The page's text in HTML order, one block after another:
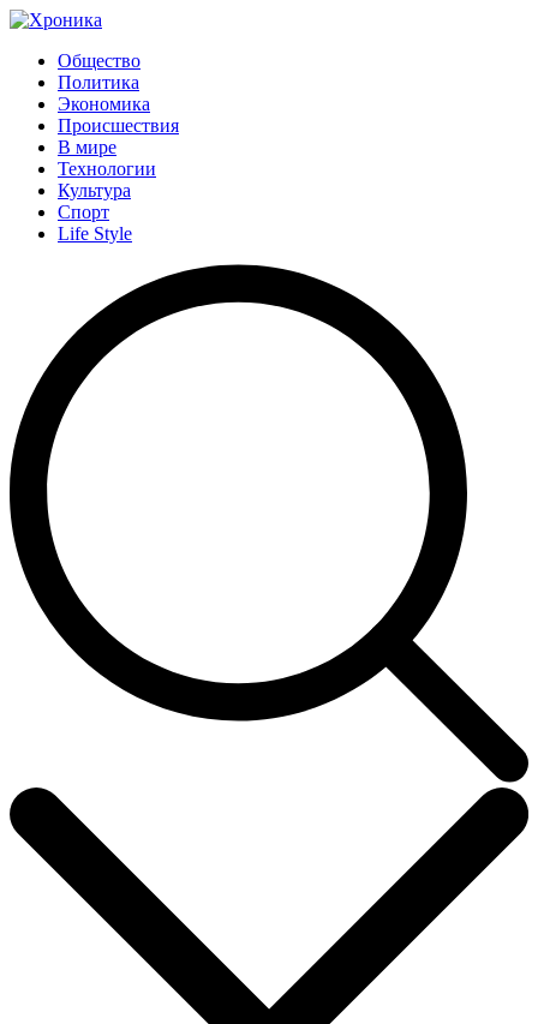
Общество
Политика
Экономика
Происшествия
В мире
Технологии
Культура
Спорт
Life Style